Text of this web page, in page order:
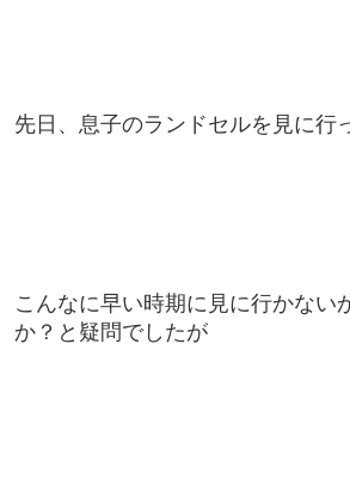
先日、息子のランドセルを見に行
こんなに早い時期に見に行かない
か？と疑問でしたが